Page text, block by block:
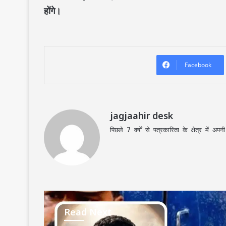
होंगे।
Facebook
jagjaahir desk
पिछले 7 वर्षों से पत्रकारिता के क्षेत्र में
Read Next